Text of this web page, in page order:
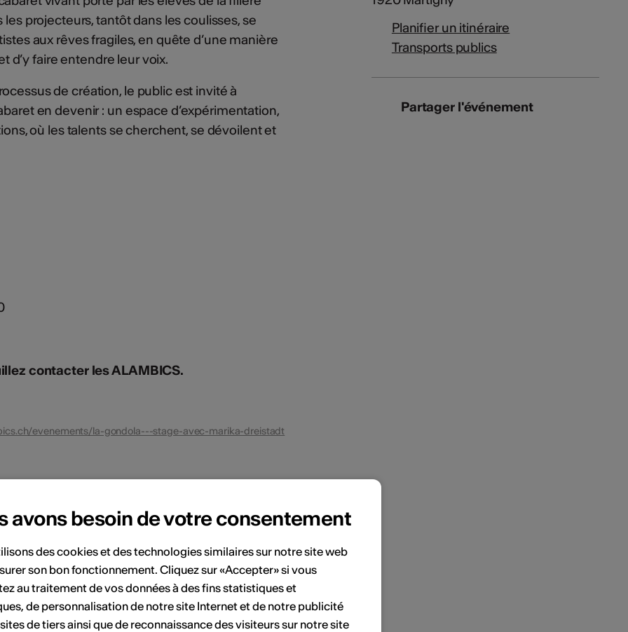
projecteurs, tantôt dans les coulisses, se
aux rêves fragiles, en quête d’une manière
d’y faire entendre leur voix.
de création, le public est invité à
en devenir : un espace d’expérimentation,
où les talents se cherchent, se dévoilent et
contacter les ALAMBICS.
evenements/la-gondola---stage-avec-marika-dreistadt
Di
6 7
Juillet 2026
Lu Ma Me Je Ve Sa Di
1 2 3 4 5
Planifier un itinéraire
Transports publics
Partager l'événement
avons besoin de votre consentement
des cookies et des technologies similaires sur notre site web
son bon fonctionnement. Cliquez sur «Accepter» si vous
au traitement de vos données à des fins statistiques et
de personnalisation de notre site Internet et de notre publicité
de tiers ainsi que de reconnaissance des visiteurs sur notre site